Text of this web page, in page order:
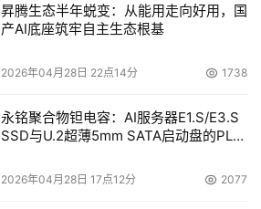
昇腾生态半年蜕变：从能用走向好用，国
产AI底座筑牢自主生态根基
2026年04月28日 22点14分 1738
永铭聚合物钽电容：AI服务器E1.S/E3.S
SSD与U.2超薄5mm SATA启动盘的PLP
2026年04月28日 17点12分 2077